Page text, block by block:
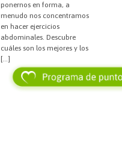
ponernos en forma, a
menudo nos concentramos
en hacer ejercicios
abdominales. Descubre
cuáles son los mejores y los
[…]